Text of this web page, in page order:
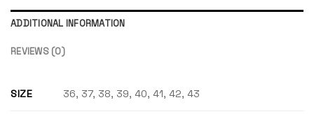
ADDITIONAL INFORMATION
REVIEWS (0)
SIZE 36, 37, 38, 39, 40, 41, 42, 43